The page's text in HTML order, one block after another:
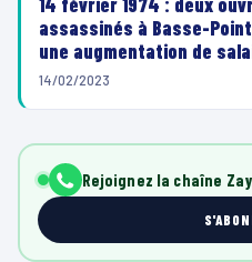
assassinés à Basse-
une augmentation de
14/02/2023
Rejoignez la chaîne